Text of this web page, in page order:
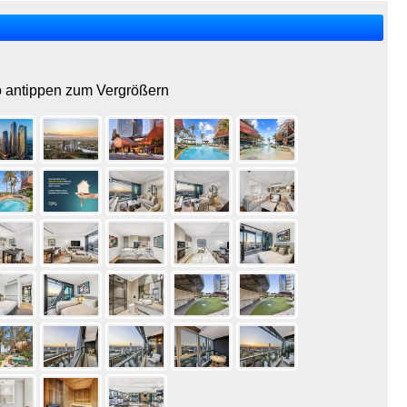
antippen zum Vergrößern